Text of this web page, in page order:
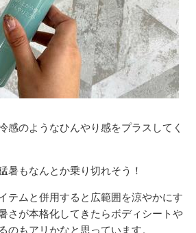
感のようなひんやり感をプラスしてく
暑もなんとか乗り切れそう！
テムと併用すると広範囲を涼やかにす
さが本格化してきたらボディシートや
のもアリかなと思っています。